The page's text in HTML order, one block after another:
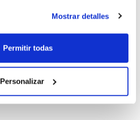
Mostrar detalles
Permitir todas
Personalizar